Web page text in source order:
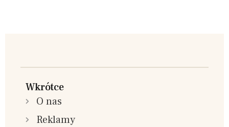
Wkrótce
O nas
Reklamy